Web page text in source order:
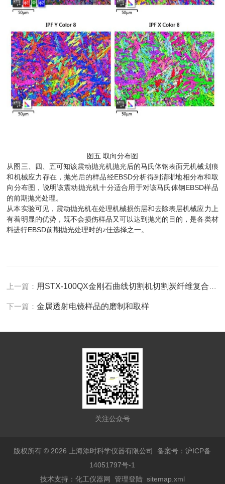
图五 取向分布图
从图三、四、五可知该震动抛光机抛光后的马氏体钢表面无机械划痕
和机械应力存在，抛光后的样品经EBSD分析得到清晰地相分布和取
向分布图，说明该震动抛光机十分适合用于对该马氏体钢EBSD样品
的前期抛光处理。
从本实验可见，震动抛光机在处理机械损伤层和去除表层机械应力上
有着明显的优势，既不会损伤样品又可以达到抛光的目的，是各类材
料进行EBSD前期抛光处理时的z佳选择之一。
上一篇： 用STX-100QX金刚石曲线切割机切割炭纤维复合材料及玻璃
下一篇：金属透射电镜样品的磨制和取样
关注公众号
版权所有 © 2026 上海添时科学仪器有限公司备案号：沪ICP备
14051797号-1
技术支持： 化工仪器网 管理登陆 sitemap.xml